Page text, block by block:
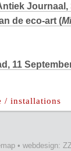
Journaal,
de eco-art (
11
/ installations
• webdesign: